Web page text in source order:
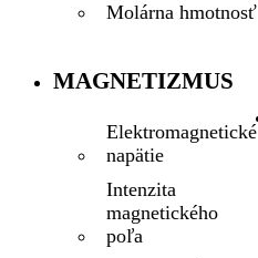
Molárna hmotnosť
MAGNETIZMUS
Elektromagnetické
napätie
Intenzita
magnetického
poľa